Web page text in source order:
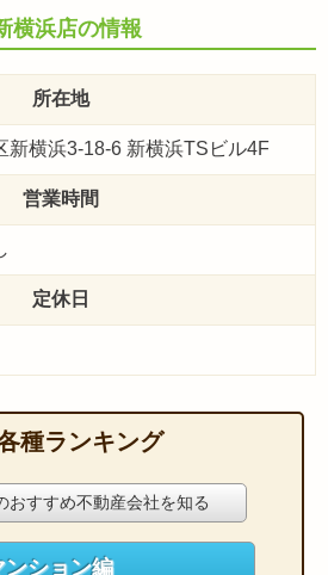
横浜店の情報
所在地
新横浜3-18-6 新横浜TSビル4F
営業時間
定休日
種ランキング
おすすめ不動産会社を知る
ンション編